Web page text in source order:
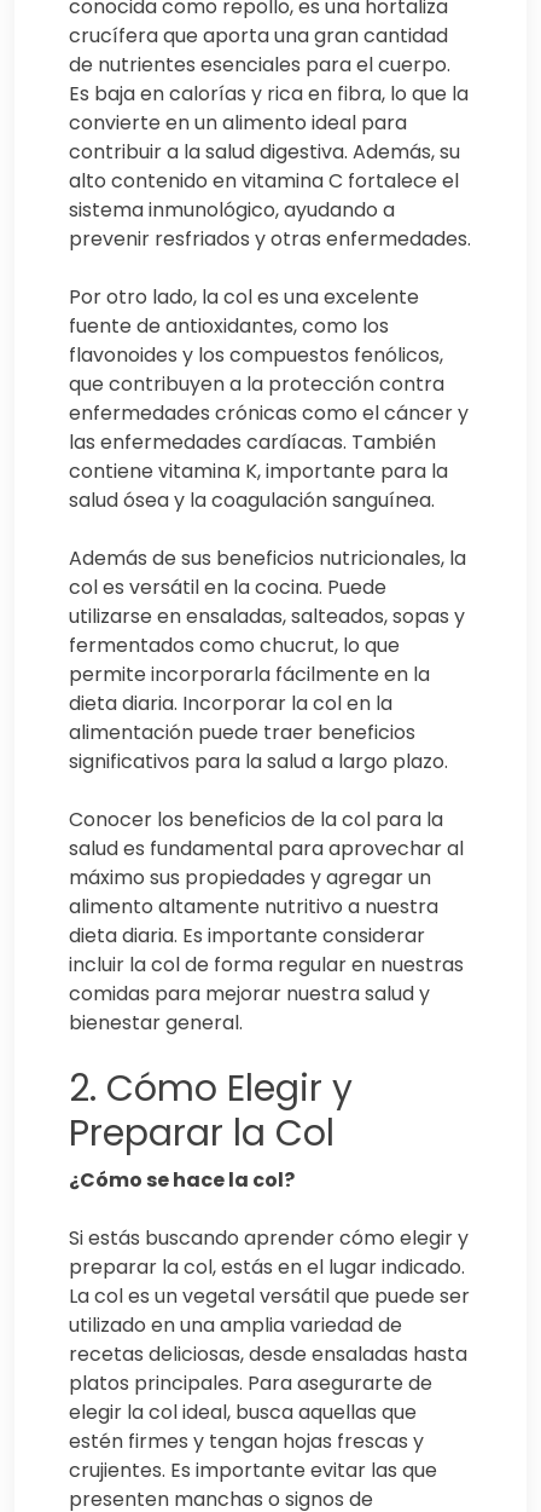
conocida como repollo, es una hortaliza
crucífera que aporta una gran cantidad
de nutrientes esenciales para el cuerpo.
Es baja en calorías y rica en fibra, lo que la
convierte en un alimento ideal para
contribuir a la salud digestiva. Además, su
alto contenido en vitamina C fortalece el
sistema inmunológico, ayudando a
prevenir resfriados y otras enfermedades.
Por otro lado, la col es una excelente
fuente de antioxidantes, como los
flavonoides y los compuestos fenólicos,
que contribuyen a la protección contra
enfermedades crónicas como el cáncer y
las enfermedades cardíacas. También
contiene vitamina K, importante para la
salud ósea y la coagulación sanguínea.
Además de sus beneficios nutricionales, la
col es versátil en la cocina. Puede
utilizarse en ensaladas, salteados, sopas y
fermentados como chucrut, lo que
permite incorporarla fácilmente en la
dieta diaria. Incorporar la col en la
alimentación puede traer beneficios
significativos para la salud a largo plazo.
Conocer los beneficios de la col para la
salud es fundamental para aprovechar al
máximo sus propiedades y agregar un
alimento altamente nutritivo a nuestra
dieta diaria. Es importante considerar
incluir la col de forma regular en nuestras
comidas para mejorar nuestra salud y
bienestar general.
2. Cómo Elegir y
Preparar la Col
¿Cómo se hace la col?
Si estás buscando aprender cómo elegir y
preparar la col, estás en el lugar indicado.
La col es un vegetal versátil que puede ser
utilizado en una amplia variedad de
recetas deliciosas, desde ensaladas hasta
platos principales. Para asegurarte de
elegir la col ideal, busca aquellas que
estén firmes y tengan hojas frescas y
crujientes. Es importante evitar las que
presenten manchas o signos de